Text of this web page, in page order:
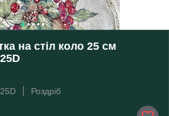
на стіл коло 25 см
Роздріб